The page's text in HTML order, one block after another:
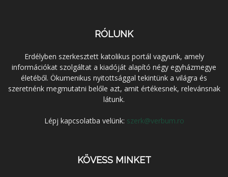
RÓLUNK
Erdélyben szerkesztett katolikus portál vagyunk, amely
információkat szolgáltat a kiadóját alapító négy egyházmegye
életéből. Ökumenikus nyitottsággal tekintünk a világra és
szeretnénk megmutatni belőle azt, amit értékesnek, relevánsnak
látunk.
Lépj kapcsolatba velünk: szerk@verbum.ro
KÖVESS MINKET